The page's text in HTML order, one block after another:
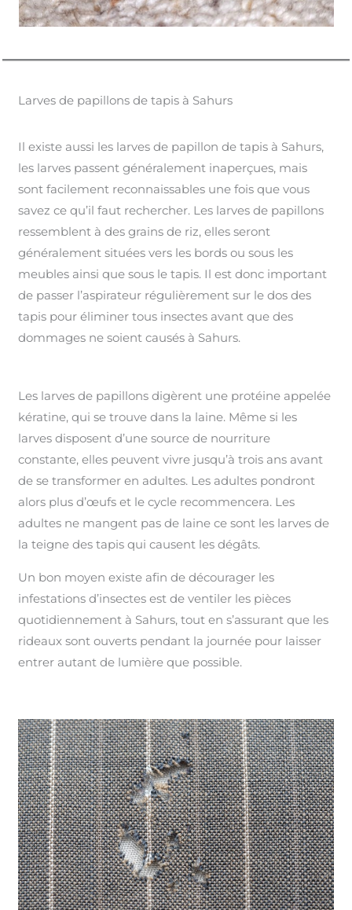
Larves de papillons de tapis à Sahurs
Il existe aussi les larves de papillon de tapis à Sahurs,
les larves passent généralement inaperçues, mais
sont facilement reconnaissables une fois que vous
savez ce qu’il faut rechercher. Les larves de papillons
ressemblent à des grains de riz, elles seront
généralement situées vers les bords ou sous les
meubles ainsi que sous le tapis. Il est donc important
de passer l’aspirateur régulièrement sur le dos des
tapis pour éliminer tous insectes avant que des
dommages ne soient causés à Sahurs.
Les larves de papillons digèrent une protéine appelée
kératine, qui se trouve dans la laine. Même si les
larves disposent d’une source de nourriture
constante, elles peuvent vivre jusqu’à trois ans avant
de se transformer en adultes. Les adultes pondront
alors plus d’œufs et le cycle recommencera. Les
adultes ne mangent pas de laine ce sont les larves de
la teigne des tapis qui causent les dégâts.
Un bon moyen existe afin de décourager les
infestations d’insectes est de ventiler les pièces
quotidiennement à Sahurs, tout en s’assurant que les
rideaux sont ouverts pendant la journée pour laisser
entrer autant de lumière que possible.